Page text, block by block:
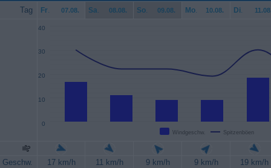
Tag Fr. 07.08. Sa. 08.08. So. 09.08. Mo. 10.08. Di.
Windgeschw. Spitzenböen
0
10
20
30
40
Geschw. 17 km/h 11 km/h 9 km/h 9 km/h
19 km/h